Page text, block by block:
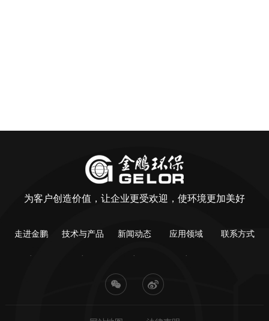
为客户创造价值，让企业更受欢迎，使环境更加美好
走进金鹏 技术与产品 新闻动态 应用领域 联系方式